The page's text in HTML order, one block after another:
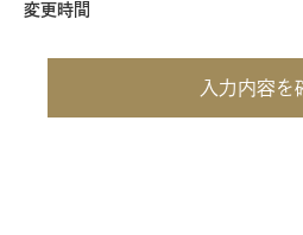
変更時間